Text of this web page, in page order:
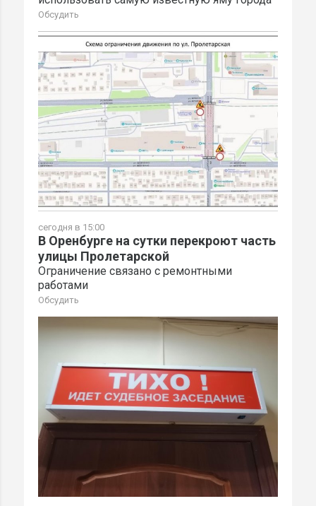
Обсудить
сегодня в 15:00
В Оренбурге на сутки перекроют часть
улицы Пролетарской
Ограничение связано с ремонтными
работами
Обсудить